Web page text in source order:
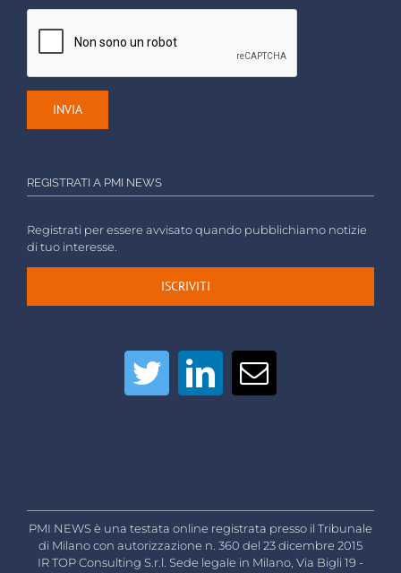
REGISTRATI A PMI NEWS
Registrati per essere avvisato quando pubblichiamo notizie
di tuo interesse.
ISCRIVITI
PMI NEWS è una testata online registrata presso il Tribunale
di Milano con autorizzazione n. 360 del 23 dicembre 2015
IR TOP Consulting S.r.l. Sede legale in Milano, Via Bigli 19 -